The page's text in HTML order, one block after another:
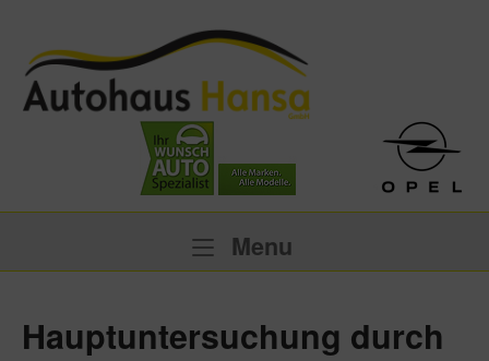
content
MenuMenu
Hauptuntersuchung durch